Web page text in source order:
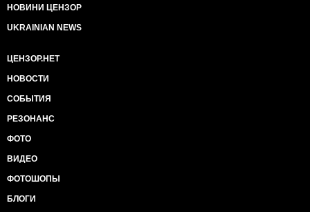
НОВИНИ ЦЕНЗОР
UKRAINIAN NEWS
ЦЕНЗОР.НЕТ
НОВОСТИ
СОБЫТИЯ
РЕЗОНАНС
ФОТО
ВИДЕО
ФОТОШОПЫ
БЛОГИ